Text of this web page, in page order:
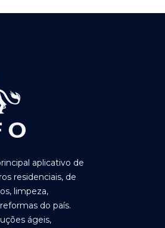
aplicativo de
residenciais, de
limpeza,
do país.
ágeis,